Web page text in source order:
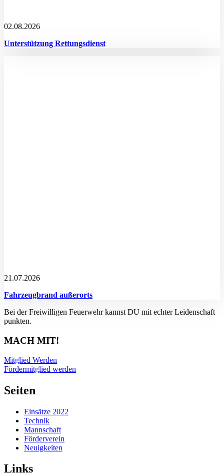
02.08.2026
Unterstützung Rettungsdienst
21.07.2026
Fahrzeugbrand außerorts
Bei der Freiwilligen Feuerwehr kannst DU mit echter Leidenschaft
punkten.
MACH MIT!
Mitglied Werden
Fördermitglied werden
Seiten
Einsätze 2022
Technik
Mannschaft
Förderverein
Neuigkeiten
Links